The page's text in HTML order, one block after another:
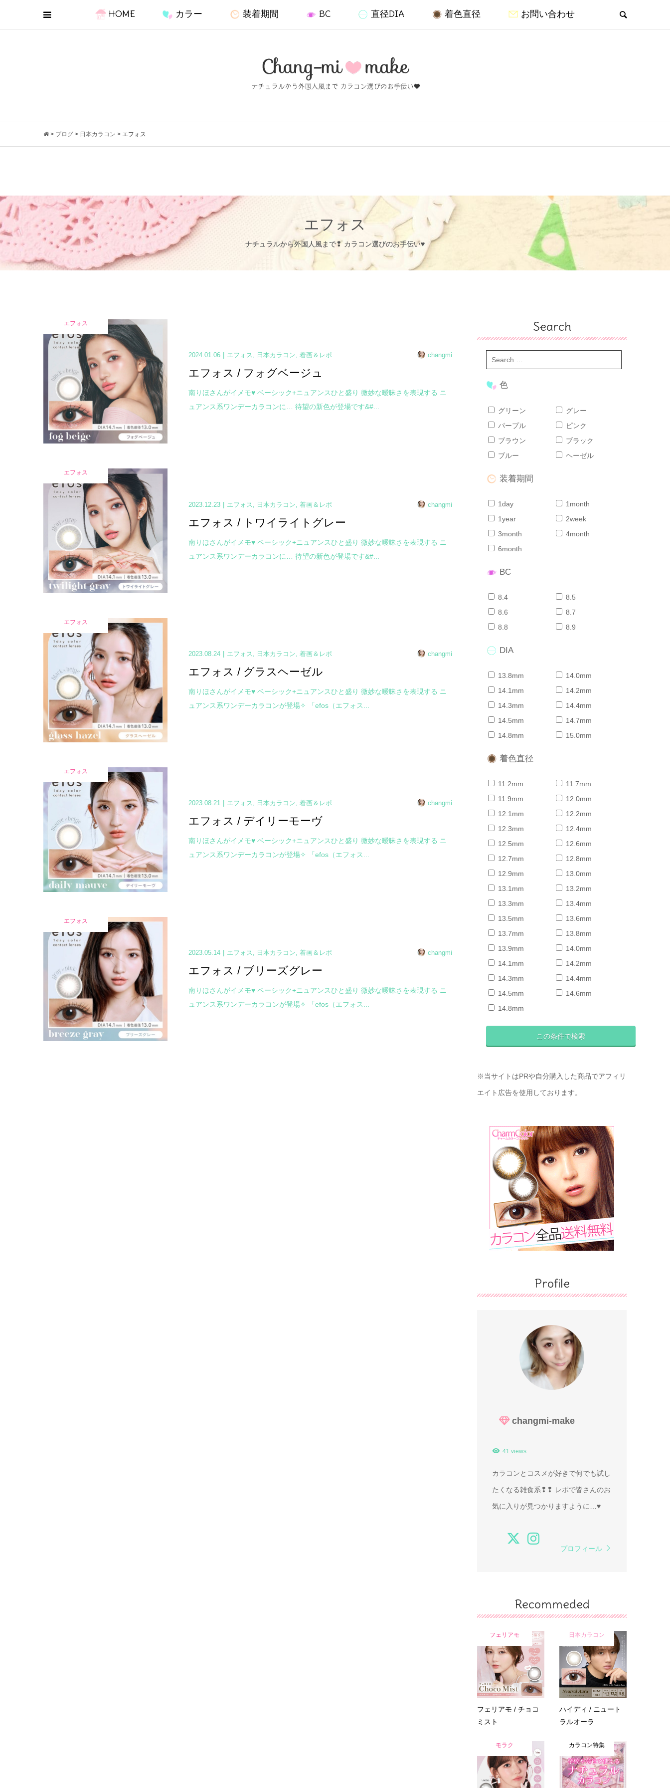
HOME カラー 装着期間 BC 直径DIA 着色直径 お問い合わせ
> ブログ > 日本カラコン > エフォス
エフォス
ナチュラルから外国人風まで❢ カラコン選びのお手伝い♥
エフォス
2024.01.06 エフォス, 日本カラコン,着画＆レポ changmi
エフォス / フォグベージュ
南りほさんがイメモ♥ ベーシック+ニュアンスひと盛り 微妙な曖昧さを表現する ニ
ュアンス系ワンデーカラコンに… 待望の新色が登場です&#...
エフォス
2023.12.23 エフォス 日本カラコン ,着画＆レポ changmi
エフォス / トワイライトグレー
南りほさんがイメモ♥ ベーシック+ニュアンスひと盛り 微妙な曖昧さを表現する ニ
ュアンス系ワンデーカラコンに… 待望の新色が登場です&#...
エフォス
2023.08.24 エフォス 日本カラコン ,着画＆レポ changmi
エフォス / グラスヘーゼル
南りほさんがイメモ♥ ベーシック+ニュアンスひと盛り 微妙な曖昧さを表現する ニ
ュアンス系ワンデーカラコンが登場✧ 「efos（エフォス...
エフォス
2023.08.21 エフォス, 日本カラコン,着画＆レポ changmi
エフォス / デイリーモーヴ
南りほさんがイメモ♥ ベーシック+ニュアンスひと盛り 微妙な曖昧さを表現する ニ
ュアンス系ワンデーカラコンが登場✧ 「efos（エフォス...
エフォス
2023.05.14 エフォス 日本カラコン ,着画＆レポ changmi
エフォス / ブリーズグレー
南りほさんがイメモ♥ ベーシック+ニュアンスひと盛り 微妙な曖昧さを表現する ニ
ュアンス系ワンデーカラコンが登場✧ 「efos（エフォス...
Search
色
グリーン
グレー
パープル
ピンク
ブラウン
ブラック
ブルー
ヘーゼル
装着期間
1day
1month
1year
2week
3month
4month
6month
BC
8.4
8.5
8.6
8.7
8.8
8.9
DIA
13.8mm
14.0mm
14.1mm
14.2mm
14.3mm
14.4mm
14.5mm
14.7mm
14.8mm
15.0mm
着色直径
11.2mm
11.7mm
11.9mm
12.0mm
12.1mm
12.2mm
12.3mm
12.4mm
12.5mm
12.6mm
12.7mm
12.8mm
12.9mm
13.0mm
13.1mm
13.2mm
13.3mm
13.4mm
13.5mm
13.6mm
13.7mm
13.8mm
13.9mm
14.0mm
14.1mm
14.2mm
14.3mm
14.4mm
14.5mm
14.6mm
14.8mm
※当サイトはPRや自分購入した商品でアフィリ
エイト広告を使用しております。
Profile
changmi-make
41 views
カラコンとコスメが好きで何でも試し
たくなる雑食系❢❢ レポで皆さんのお
気に入りが見つかりますように…♥
プロフィール
Recommeded
フェリアモ
フェリアモ / チョコ
ミスト
日本カラコン
ハイディ / ニュート
ラルオーラ
モラク カラコン特集